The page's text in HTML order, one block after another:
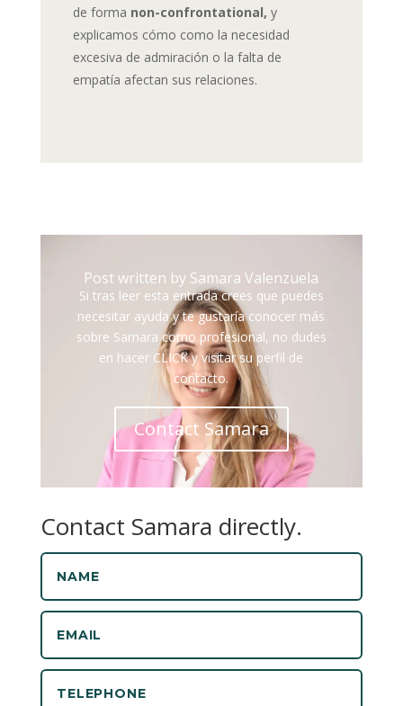
de forma non-confrontational, y
explicamos cómo como la necesidad
excesiva de admiración o la falta de
empatía afectan sus relaciones.
Post written by Samara Valenzuela
Si tras leer esta entrada crees que puedes
necesitar ayuda y te gustaría conocer más
sobre Samara como profesional, no dudes
en hacer CLICK y visitar su perfil de
contacto.
Contact Samara
Contact Samara directly.